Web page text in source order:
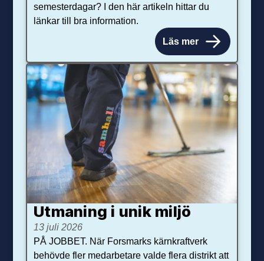
semesterdagar? I den här artikeln hittar du
länkar till bra information.
Läs mer
Utmaning i unik miljö
13 juli 2026
PÅ JOBBET. När Forsmarks kärnkraftverk
behövde fler medarbetare valde flera distrikt att